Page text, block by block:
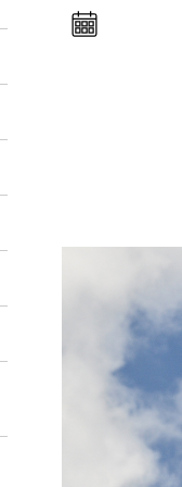
e
l
DSC_1199-1.JPG